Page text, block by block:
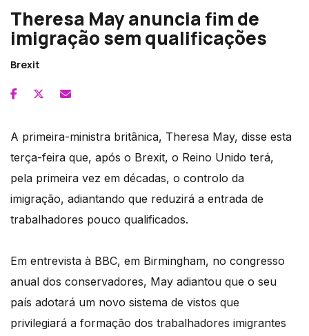
Theresa May anuncia fim de
imigração sem qualificações
Brexit
A primeira-ministra britânica, Theresa May, disse esta
terça-feira que, após o Brexit, o Reino Unido terá,
pela primeira vez em décadas, o controlo da
imigração, adiantando que reduzirá a entrada de
trabalhadores pouco qualificados.
Em entrevista à BBC, em Birmingham, no congresso
anual dos conservadores, May adiantou que o seu
país adotará um novo sistema de vistos que
privilegiará a formação dos trabalhadores imigrantes